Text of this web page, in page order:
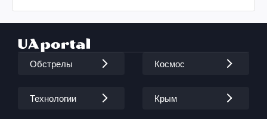
Обстрелы Космос
Технологии Крым